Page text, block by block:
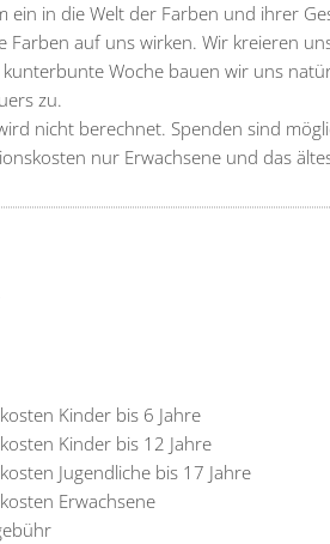
ein in die Welt der Farben und ihrer
auf uns wirken. Wir kreieren
Woche bauen wir uns
zu.
nicht berechnet. Spenden sind
nur Erwachsene und das
Kinder bis 6 Jahre
Kinder bis 12 Jahre
Jugendliche bis 17 Jahre
Erwachsene